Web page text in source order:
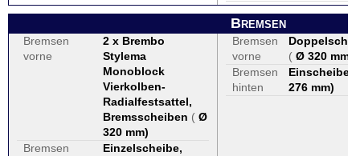
Bremsen
Bremsen
vorne
2 x Brembo
Stylema
Monoblock
Vierkolben-
Radialfestsattel,
Bremsscheiben ( Ø
320 mm)
Bremsen
Einzelscheibe,
Bremsen
vorne
( Ø 320 mm
Bremsen
hinten
276 mm)